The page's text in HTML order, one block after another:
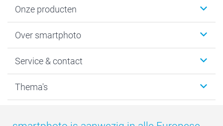
Onze producten
Fotoboeken
Fotocadeaus
Kaarten
Over smartphoto
Vacatures
Bestelproces
Service & contact
Tevredenheidsgarantie
Thema's